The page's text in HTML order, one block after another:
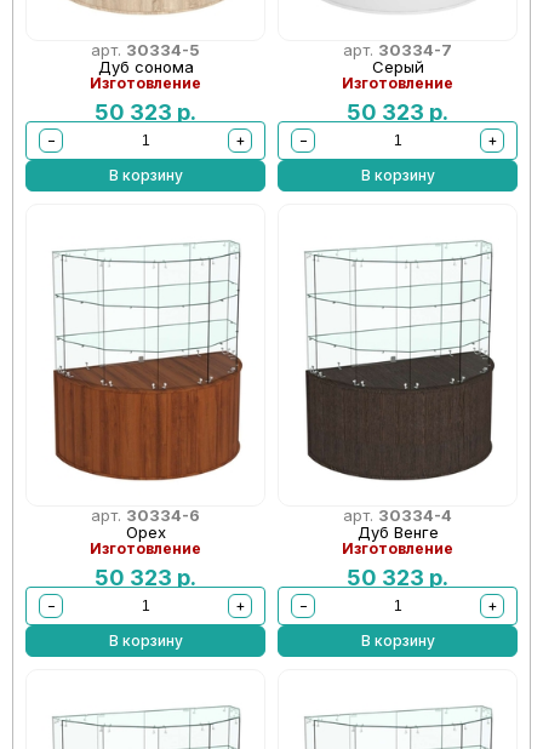
арт. 30334-5
Дуб сонома
Изготовление
50 323 р.
−
+
В корзину
арт. 30334-7
Серый
Изготовление
50 323 р.
−
+
В корзину
арт. 30334-6
Орех
Изготовление
50 323 р.
−
+
В корзину
арт. 30334-4
Дуб Венге
Изготовление
50 323 р.
−
+
В корзину